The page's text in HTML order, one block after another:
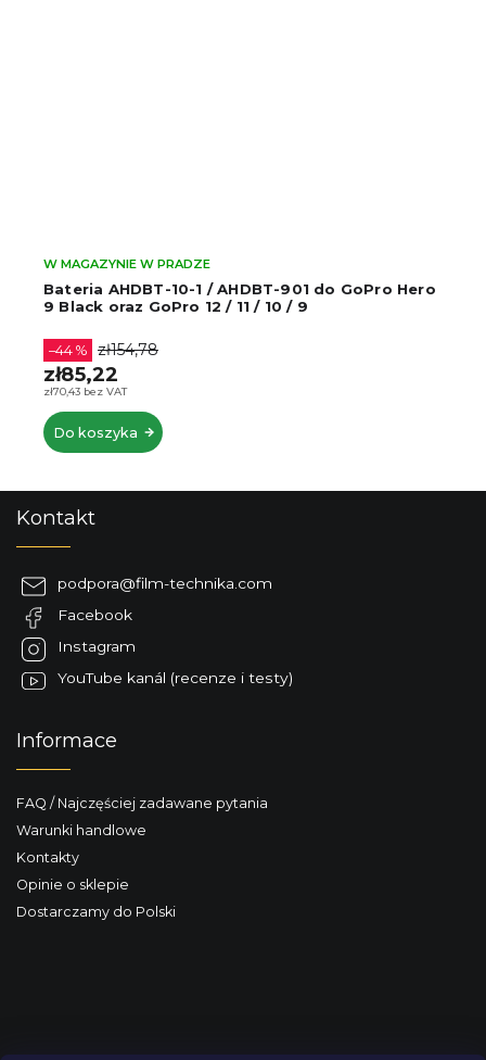
Bateria AHDBT-10-1 / AHDBT-901 do GoPro Hero
9 Black oraz GoPro 12 / 11 / 10 / 9
W MAGAZYNIE W PRADZE
zł70,43 bez VAT
–44 % zł154,78
zł85,22
Do koszyka
Kontakt
podpora@film-technika.com
Facebook
Instagram
YouTube kanál (recenze i testy)
Informace
FAQ / Najczęściej zadawane pytania
Warunki handlowe
Kontakty
Opinie o sklepie
Dostarczamy do Polski